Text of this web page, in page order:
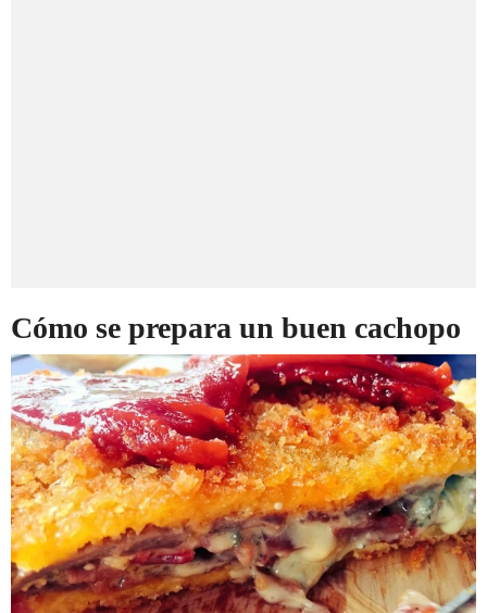
Cómo se prepara un buen cachopo